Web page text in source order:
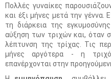
Πολλές γυναίκες
και έξι μήνες μετά την γέννα.
τη διάρκεια της
αύξηση των τριχών και, όταν
λέπτυνση της τρίχας. Τις
μήνες αργότερα - η
επανέρχονται στην